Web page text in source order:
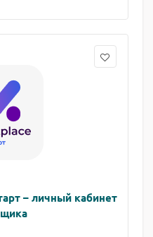
– личный кабинет